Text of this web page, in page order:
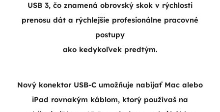
USB 3, čo znamená obrovský skok v rýchlosti
prenosu dát a rýchlejšie profesionálne pracovné
postupy
ako kedykoľvek predtým.
Nový konektor USB-C umožňuje nabíjať Mac alebo
iPad rovnakým káblom, ktorý používaš na